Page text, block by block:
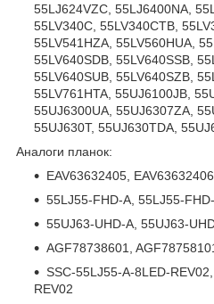
55LJ624VZC, 55LJ6400NA,
55LV340C, 55LV340CTB,
55LV541HZA, 55LV560HUA,
55LV640SDB, 55LV640SSB,
55LV640SUB, 55LV640SZB,
55LV761HTA, 55UJ6100JB,
55UJ6300UA, 55UJ6307ZA,
55UJ630T, 55UJ630TDA,
Аналоги планок:
EAV63632405,
55LJ55-FHD-A, 55LJ55-
55UJ63-UHD-A, 55UJ63-
AGF78738601,
SSC-55LJ55-A-8LED-
REV02